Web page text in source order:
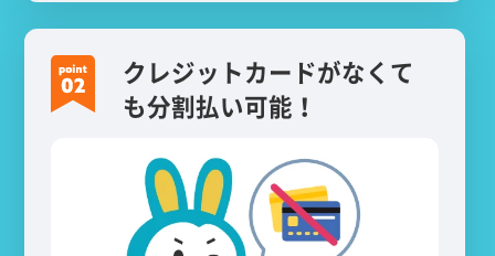
クレジットカードがなくて
も分割払い可能！